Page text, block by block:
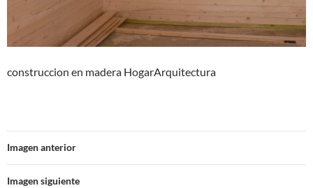
construccion en madera HogarArquitectura
Imagen anterior
Imagen siguiente